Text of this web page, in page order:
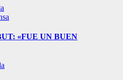
«FUE UN BUEN